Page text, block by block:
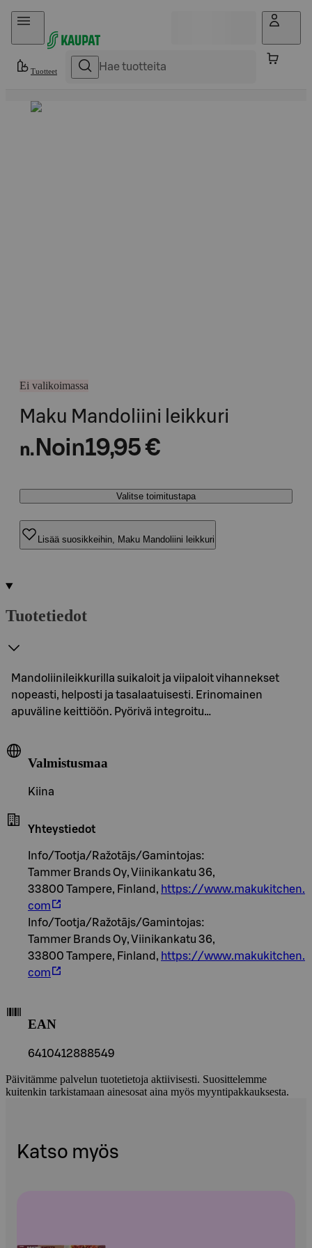
Hyppää sisältöön
Tuotteet
Ei valikoimassa
Maku Mandoliini leikkuri
n. Noin19,95 €
Valitse toimitustapa
Lisää suosikkeihin, Maku Mandoliini leikkuri
Tuotetiedot
Mandoliinileikkurilla suikaloit ja viipaloit vihannekset
nopeasti, helposti ja tasalaatuisesti. Erinomainen
apuväline keittiöön. Pyörivä integroitu…
Valmistusmaa
Kiina
Yhteystiedot
Info/Tootja/Ražotājs/Gamintojas:
Tammer Brands Oy, Viinikankatu 36,
33800 Tampere, Finland, https://www.makukitchen.
com
Info/Tootja/Ražotājs/Gamintojas:
Tammer Brands Oy, Viinikankatu 36,
33800 Tampere, Finland, https://www.makukitchen.
com
EAN
6410412888549
Päivitämme palvelun tuotetietoja aktiivisesti. Suosittelemme
kuitenkin tarkistamaan ainesosat aina myös myyntipakkauksesta.
Katso myös